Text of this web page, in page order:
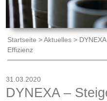
Startseite >Aktuelles >
Effizienz
31.03.2020
DYNEXA –